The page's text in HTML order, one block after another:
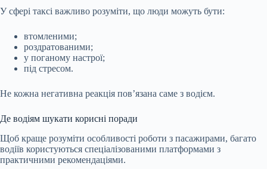
У сфері таксі важливо розуміти, що люди можуть бути:
втомленими;
роздратованими;
у поганому настрої;
під стресом.
Не кожна негативна реакція пов’язана саме з водієм.
Де водіям шукати корисні поради
Щоб краще розуміти особливості роботи з пасажирами, багато
водіїв користуються спеціалізованими платформами з
практичними рекомендаціями.